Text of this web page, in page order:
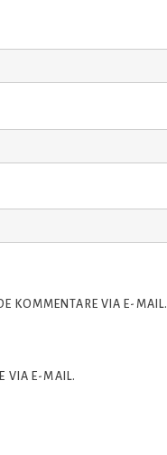
KOMMENTARE VIA E-MAIL.
VIA E-MAIL.